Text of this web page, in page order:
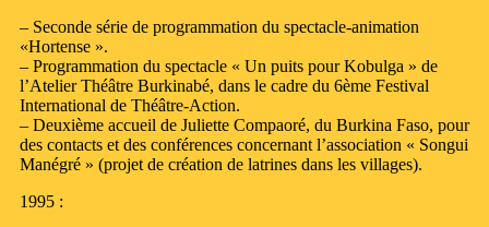
– Seconde série de programmation du spectacle-animation
«Hortense ».
– Programmation du spectacle « Un puits pour Kobulga » de
l’Atelier Théâtre Burkinabé, dans le cadre du 6ème Festival
International de Théâtre-Action.
– Deuxième accueil de Juliette Compaoré, du Burkina Faso, pour
des contacts et des conférences concernant l’association « Songui
Manégré » (projet de création de latrines dans les villages).
1995 :